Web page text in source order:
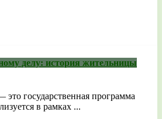
делу: история жительницы
государственная программа
в рамках ...